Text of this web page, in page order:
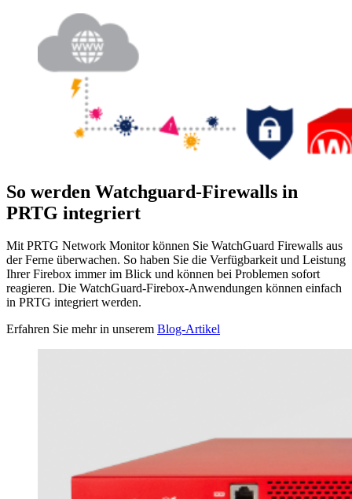
So werden Watchguard-Firewalls in
PRTG integriert
Mit PRTG Network Monitor können Sie WatchGuard Firewalls aus
der Ferne überwachen. So haben Sie die Verfügbarkeit und Leistung
Ihrer Firebox immer im Blick und können bei Problemen sofort
reagieren. Die WatchGuard-Firebox-Anwendungen können einfach
in PRTG integriert werden.
Erfahren Sie mehr in unserem Blog-Artikel